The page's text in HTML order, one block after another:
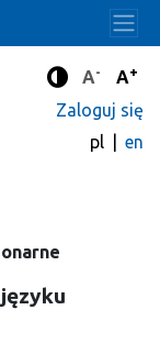
Tryb
A- A+
Zaloguj się
pl
en